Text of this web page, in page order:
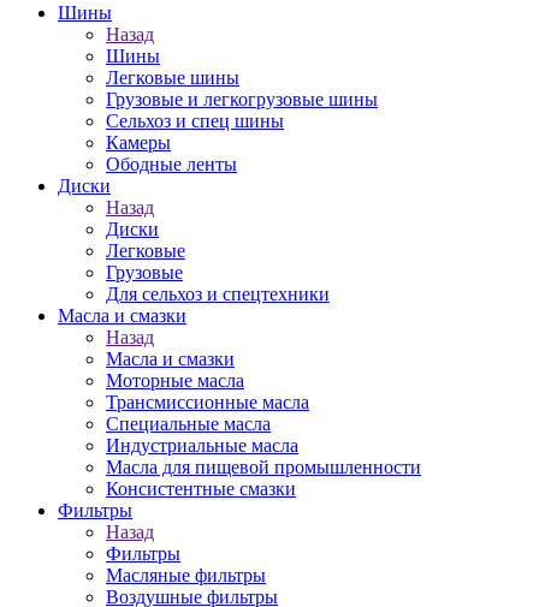
Шины
Назад
Шины
Легковые шины
Грузовые и легкогрузовые шины
Сельхоз и спец шины
Камеры
Ободные ленты
Диски
Назад
Диски
Легковые
Грузовые
Для сельхоз и спецтехники
Масла и смазки
Назад
Масла и смазки
Моторные масла
Трансмиссионные масла
Специальные масла
Индустриальные масла
Масла для пищевой промышленности
Консистентные смазки
Фильтры
Назад
Фильтры
Масляные фильтры
Воздушные фильтры